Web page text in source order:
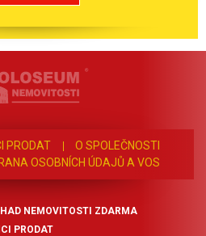
PRODAT
O SPOLEČNOSTI
OSOBNÍCH ÚDAJŮ A VOS
NEMOVITOSTI ZDARMA
PRODAT